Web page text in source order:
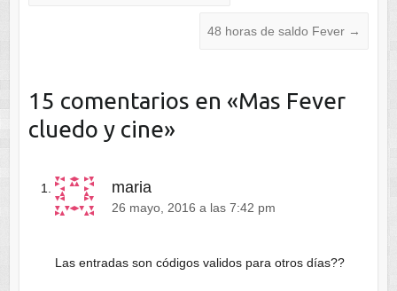
48 horas de saldo Fever →
15 comentarios en «Mas Fever
cluedo y cine»
maria
26 mayo, 2016 a las 7:42 pm
Las entradas son códigos validos para otros días??